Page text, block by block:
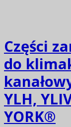
Części
do
YLH,
YORK®